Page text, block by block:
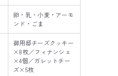
卵・乳・小麦・アーモ
ンド・ごま
御用邸チーズクッキー
×8枚／フィナンシェ
×4個／ガレットチー
ズ×5枚